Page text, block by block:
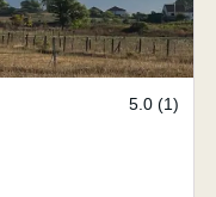
5.0 (1)